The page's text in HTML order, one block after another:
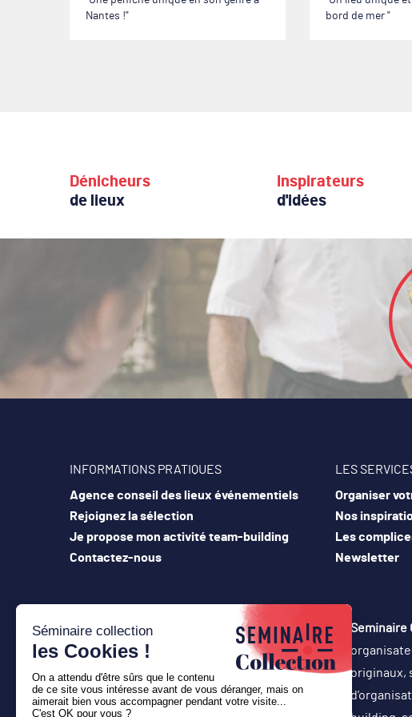
Nantes !
bord de mer
Dénicheurs
de lieux
Inspirateurs
d'idées
INFORMATIONS PRATIQUES
Agence conseil des lieux événementiels
Rejoignez la sélection
Je propose mon activité team-building
Contactez-nous
LES
Organiser
Nos
Les
Newsletter
Seminaire
originaux,